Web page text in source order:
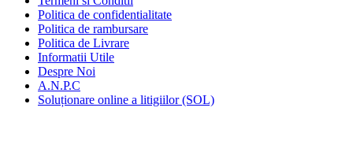
Politica de confidentialitate
Politica de rambursare
Politica de Livrare
Informatii Utile
Despre Noi
A.N.P.C
Soluționare online a litigiilor (SOL)